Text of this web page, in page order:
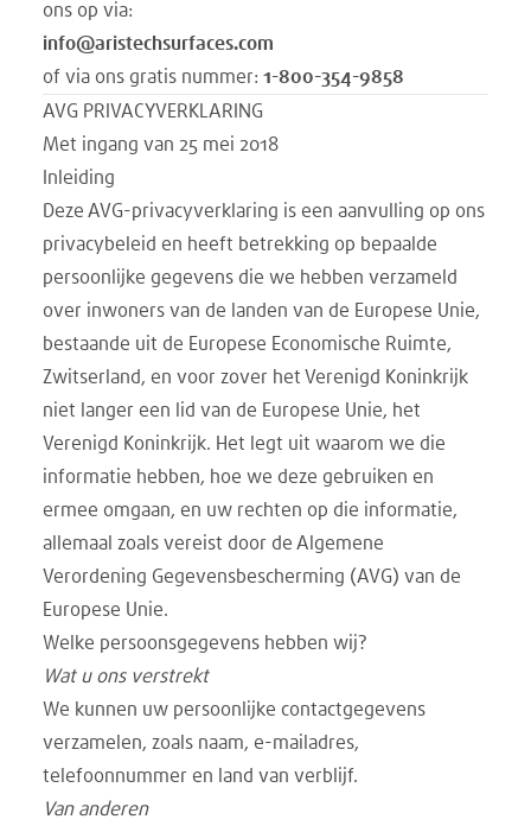
ons op via:
info@aristechsurfaces.com
of via ons gratis nummer: 1-800-354-9858
AVG PRIVACYVERKLARING
Met ingang van 25 mei 2018
Inleiding
Deze AVG-privacyverklaring is een aanvulling op ons
privacybeleid en heeft betrekking op bepaalde
persoonlijke gegevens die we hebben verzameld
over inwoners van de landen van de Europese Unie,
bestaande uit de Europese Economische Ruimte,
Zwitserland, en voor zover het Verenigd Koninkrijk
niet langer een lid van de Europese Unie, het
Verenigd Koninkrijk. Het legt uit waarom we die
informatie hebben, hoe we deze gebruiken en
ermee omgaan, en uw rechten op die informatie,
allemaal zoals vereist door de Algemene
Verordening Gegevensbescherming (AVG) van de
Europese Unie.
Welke persoonsgegevens hebben wij?
Wat u ons verstrekt
We kunnen uw persoonlijke contactgegevens
verzamelen, zoals naam, e-mailadres,
telefoonnummer en land van verblijf.
Van anderen